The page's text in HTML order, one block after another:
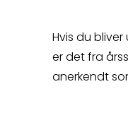
Hvis du
er det fra
anerkendt